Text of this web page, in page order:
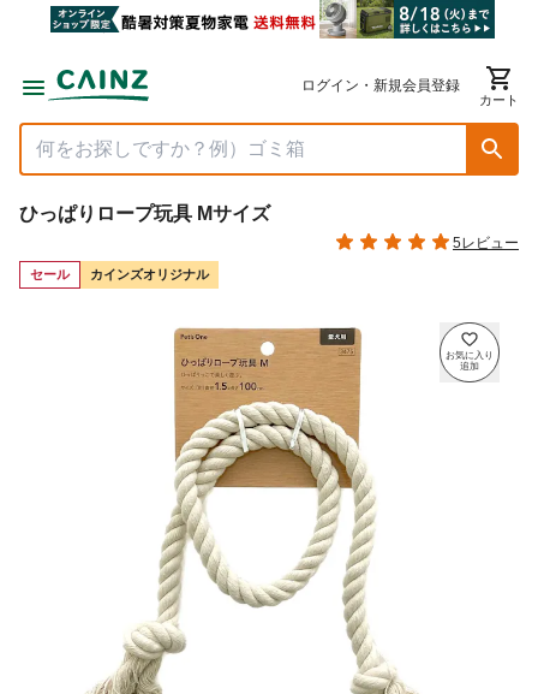
ログイン・新規会員登録
カート
ひっぱりロープ玩具 Mサイズ
5レビュー
セール カインズオリジナル